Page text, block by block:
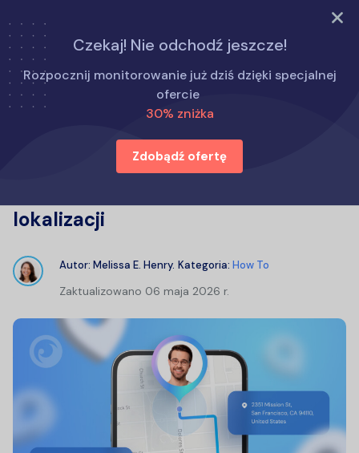
WYPRÓBUJ TERAZ
Czekaj! Nie odchodź jeszcze!
Rozpocznij monitorowanie już dziś dzięki specjalnej
ofercie
30% zniżka
Zdobądź ofertę
Strona główna
Jak to zrobić
Jak śledzić telefon bez dostępu do niego: najlepsze
metody łatwej lokalizacji
Jak śledzić telefon bez dostępu do
lokalizacji
Autor: Melissa E. Henry. Kategoria: How To
Zaktualizowano 06 maja 2026 r.